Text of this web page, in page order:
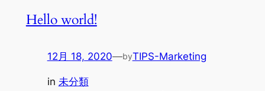
Hello world!
12月 18, 2020—byTIPS-Marketing
in 未分類